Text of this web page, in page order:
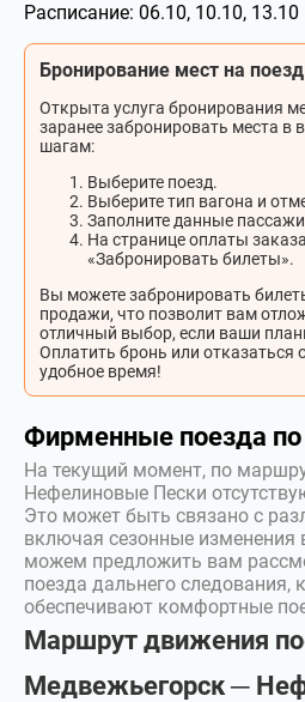
Расписание: 06.10, 10.10, 13.10
Бронирование мест на поезд
Открыта услуга бронирования
заранее забронировать места в
шагам:
Выберите поезд.
Выберите тип вагона и
Заполните данные
На странице оплаты
«Забронировать билеты».
Вы можете забронировать
продажи, что позволит вам
отличный выбор, если ваши
Оплатить бронь или отказаться
удобное время!
Фирменные поезда
На текущий момент, по
Нефелиновые Пески
Это может быть связано с
включая сезонные изменения
можем предложить вам
поезда дальнего следования,
обеспечивают комфортные
Маршрут движения
Медвежьегорск ─